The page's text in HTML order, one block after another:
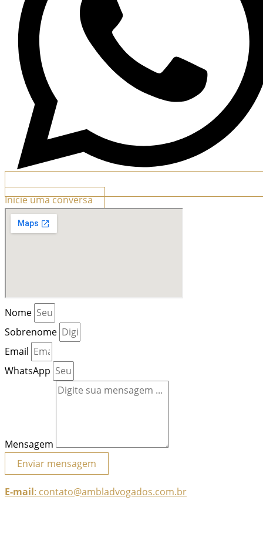
Inicie uma conversa
Nome
Sobrenome
Email
WhatsApp
Mensagem
Enviar mensagem
E-mail: contato@ambladvogados.com.br